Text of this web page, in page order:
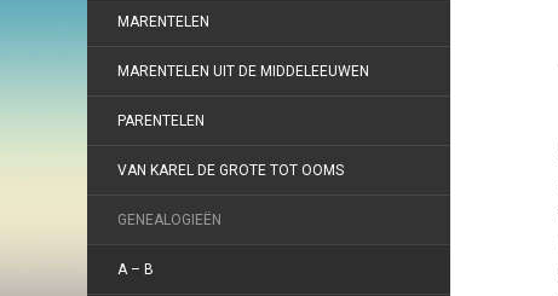
MARENTELEN
MARENTELEN UIT DE MIDDELEEUWEN
PARENTELEN
VAN KAREL DE GROTE TOT OOMS
GENEALOGIEËN
A – B